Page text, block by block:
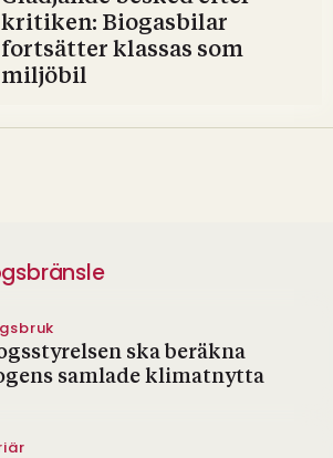
kritiken: Biogasbilar
fortsätter klassas som
miljöbil
ska beräkna
samlade klimatnytta